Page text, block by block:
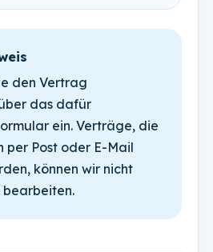
den Vertrag
das dafür
ein. Verträge, die
per Post oder E-Mail
können wir nicht
bearbeiten.